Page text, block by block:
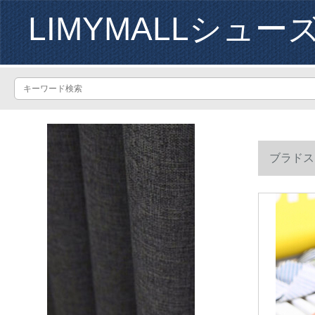
LIMYMALLシュー
ブラド
深さと青